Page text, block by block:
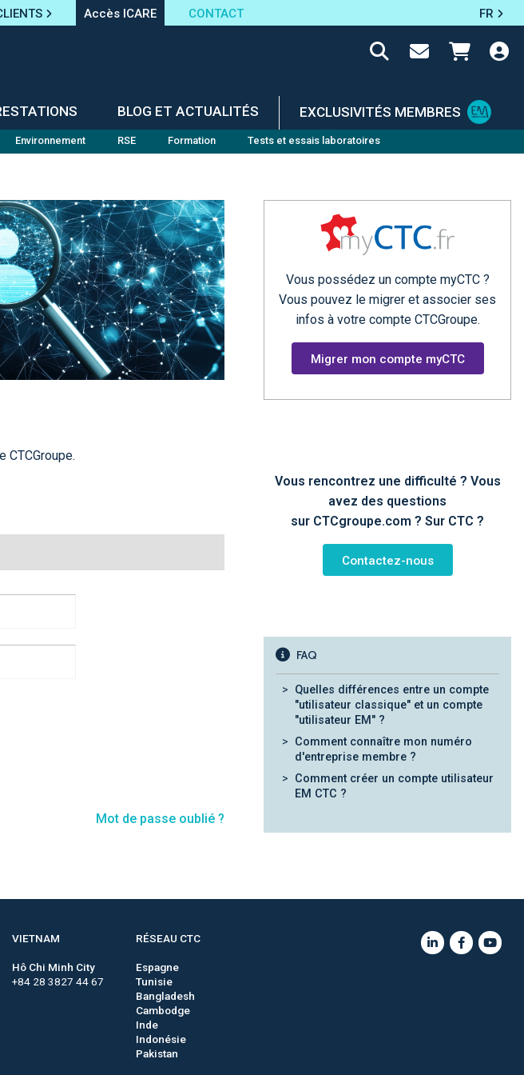
Accès ICARE CONTACT FR
BLOG ET ACTUALITÉS EXCLUSIVITÉS MEMBRES
Environnement RSE Formation Tests et essais laboratoires
Mot de passe oublié ?
Vous possédez un compte myCTC ?
Vous pouvez le migrer et associer ses
infos à votre compte CTCGroupe.
Migrer mon compte myCTC
Vous rencontrez une difficulté ? Vous
avez des questions
sur CTCgroupe.com ? Sur CTC ?
Contactez-nous
FAQ
Quelles différences entre un compte
"utilisateur classique" et un compte
"utilisateur EM" ?
Comment connaître mon numéro
d'entreprise membre ?
Comment créer un compte utilisateur
EM CTC ?
VIETNAM
Hô Chi Minh City
+84 28 3827 44 67
RÉSEAU CTC
Espagne
Tunisie
Bangladesh
Cambodge
Inde
Indonésie
Pakistan